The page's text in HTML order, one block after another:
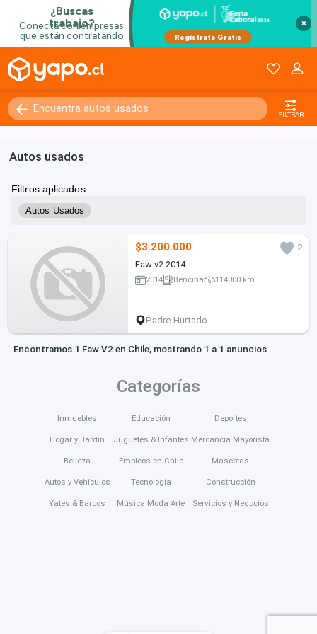
×
FILTRAR
Autos usados
Filtros aplicados
Autos Usados
$3.200.000
2
Faw v2 2014
2014 Bencina 114000 km
Padre Hurtado
Encontramos 1 Faw V2 en Chile, mostrando 1 a 1 anuncios
Categorías
Inmuebles
Hogar y Jardín
Belleza
Autos y Vehículos
Yates & Barcos
Educación
Juguetes & Infantes
Empleos en Chile
Tecnología
Música Moda Arte
Deportes
Mercancía Mayorista
Mascotas
Construcción
Servicios y Negocios
Kilómetros 0 - 250000+